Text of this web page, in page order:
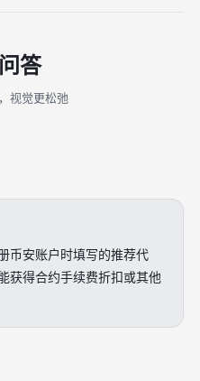
答
视觉更松弛
币安账户时填写的推荐代
获得合约手续费折扣或其他